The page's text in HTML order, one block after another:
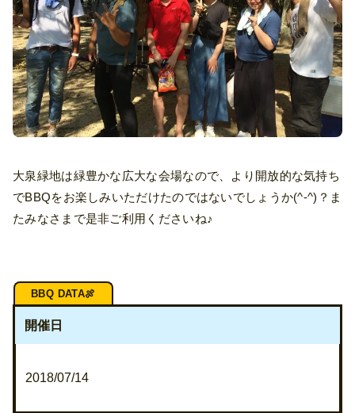
大泉緑地は緑豊かな広大な会場なので、より開放的な気持ち
でBBQをお楽しみいただけたのではないでしょうか(^-^)？ま
たみなさまで是非ご利用くださいね♪
開催日
2018/07/14